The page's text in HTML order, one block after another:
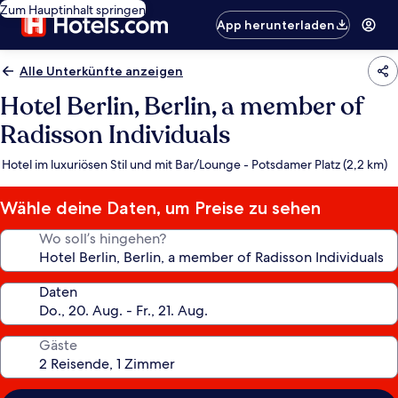
Zum Hauptinhalt springen
App herunterladen
Alle Unterkünfte anzeigen
Hotel Berlin, Berlin, a member of
Radisson Individuals
Hotel im luxuriösen Stil und mit Bar/Lounge - Potsdamer Platz (2,2 km)
Wähle deine Daten, um Preise zu sehen
Wo soll’s hingehen?
Daten
Gäste